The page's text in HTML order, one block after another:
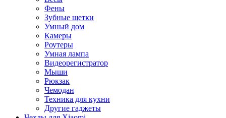
Фены
Зубные щетки
Умный дом
Камеры
Роутеры
Умная лампа
Видеорегистратор
Мыши
Рюкзак
Чемодан
Техника для кухни
Другие гаджеты